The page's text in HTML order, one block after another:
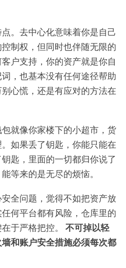
。去中心化意味着你是自己
制权，但同时也伴随无限的
户支持，你的资产就是你自
，也基本没有任何途径帮助
心慌，还是有应对的方法在
就像你家楼下的小超市，货
如果丢了钥匙，你能只能在
匙，里面的一切都归你说了
等来的是无尽的烦恼。
全问题，觉得不如把资产放
何平台都有风险，仓库里的
于严格把控。 不可掉以轻
和账户安全措施必须每次都